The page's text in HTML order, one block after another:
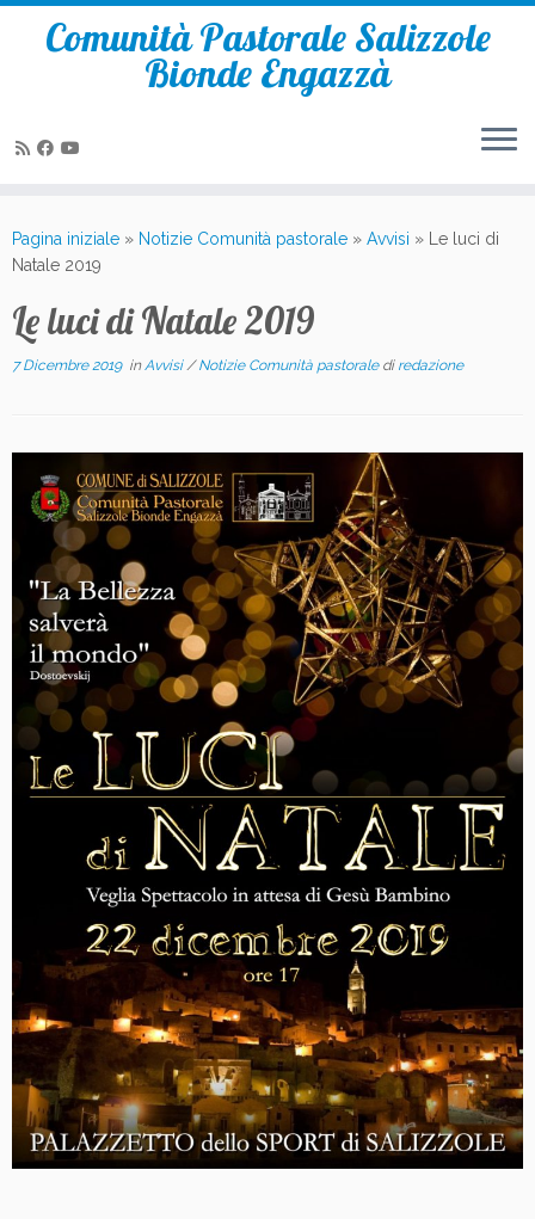
contenuto
Comunità Pastorale Salizzole
Bionde Engazzà
Pagina iniziale » Notizie Comunità pastorale » Avvisi »
Le luci di
Natale 2019
Le luci di Natale 2019
7 Dicembre 2019inAvvisi/Notizie Comunità pastorale di redazione